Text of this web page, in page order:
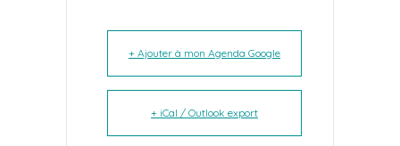
+ Ajouter à mon Agenda Google
+ iCal / Outlook export